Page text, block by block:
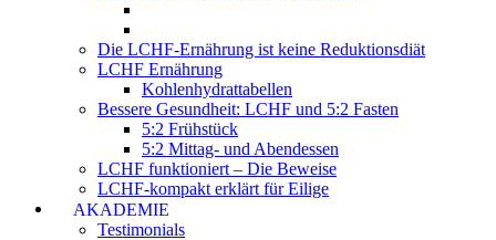
Die LCHF-Ernährung ist keine Reduktionsdiät
LCHF Ernährung
Kohlenhydrattabellen
Bessere Gesundheit: LCHF und 5:2 Fasten
5:2 Frühstück
5:2 Mittag- und Abendessen
LCHF funktioniert – Die Beweise
LCHF-kompakt erklärt für Eilige
AKADEMIE
Testimonials